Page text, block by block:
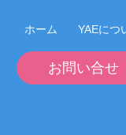
ホーム YAEにつ
お問い合せ